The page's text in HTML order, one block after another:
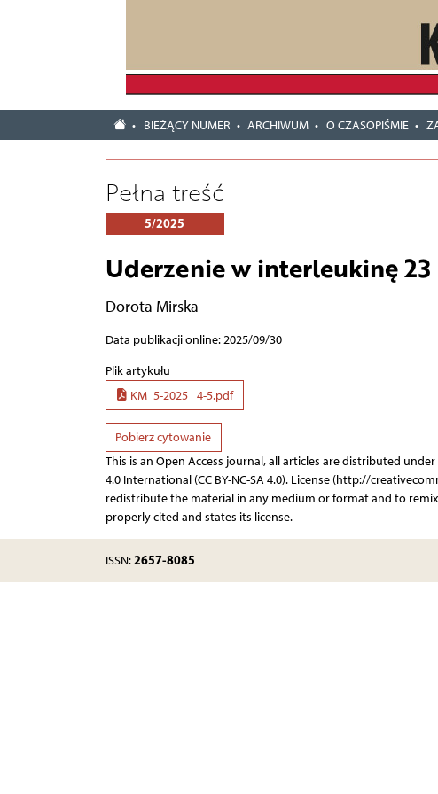
BIEŻĄCY NUMER ARCHIWUM O CZASOPIŚMIE
Pełna treść
5/2025
Uderzenie w interleukinę
Dorota Mirska
Data publikacji online: 2025/09/30
Plik artykułu
KM_5-2025_ 4-5.pdf
Pobierz cytowanie
This is an Open Access journal, all articles are distributed
4.0 International (CC BY-NC-SA 4.0). License (http://
redistribute the material in any medium or format and to
properly cited and states its license.
ISSN:2657-8085